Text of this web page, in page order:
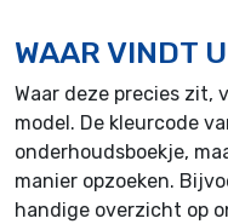
WAAR VINDT
Waar deze precies zit,
model. De kleurcode
onderhoudsboekje,
manier opzoeken.
handige overzicht op